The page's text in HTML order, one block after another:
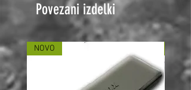
Povezani izdelki
NOVO NOVO